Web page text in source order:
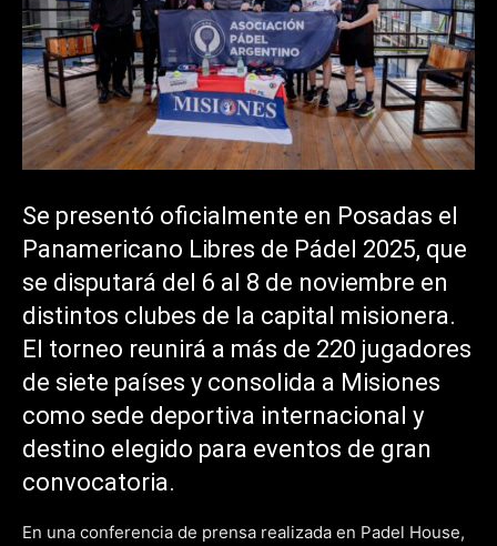
Se presentó oficialmente en Posadas el
Panamericano Libres de Pádel 2025, que
se disputará del 6 al 8 de noviembre en
distintos clubes de la capital misionera.
El torneo reunirá a más de 220 jugadores
de siete países y consolida a Misiones
como sede deportiva internacional y
destino elegido para eventos de gran
convocatoria.
En una conferencia de prensa realizada en Padel House,